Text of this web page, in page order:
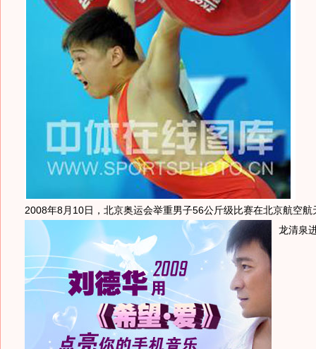
2008年8月10日，北京奥运会举重男子56公斤级比赛在北京航空航
龙清泉